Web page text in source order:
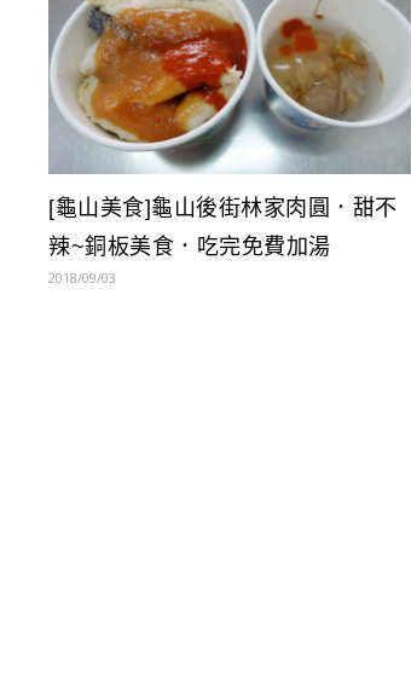
[龜山美食]龜山後街林家肉圓．甜不
辣~銅板美食．吃完免費加湯
2018/09/03